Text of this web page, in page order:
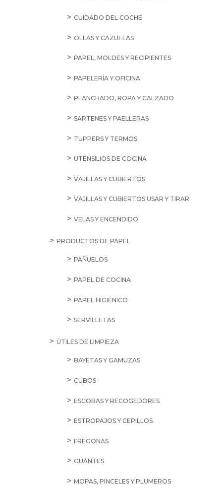
CUIDADO DEL COCHE
OLLAS Y CAZUELAS
PAPEL, MOLDES Y RECIPIENTES
PAPELERÍA Y OFICINA
PLANCHADO, ROPA Y CALZADO
SARTENES Y PAELLERAS
TUPPERS Y TERMOS
UTENSILIOS DE COCINA
VAJILLAS Y CUBIERTOS
VAJILLAS Y CUBIERTOS USAR Y TIRAR
VELAS Y ENCENDIDO
PRODUCTOS DE PAPEL
PAÑUELOS
PAPEL DE COCINA
PAPEL HIGIÉNICO
SERVILLETAS
ÚTILES DE LIMPIEZA
BAYETAS Y GAMUZAS
CUBOS
ESCOBAS Y RECOGEDORES
ESTROPAJOS Y CEPILLOS
FREGONAS
GUANTES
MOPAS, PINCELES Y PLUMEROS